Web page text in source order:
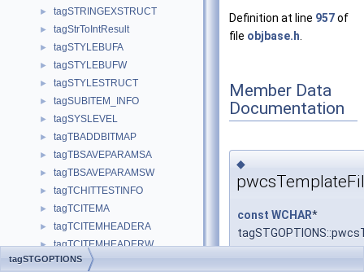
► tagSTRINGEXSTRUCT
► tagStrToIntResult
► tagSTYLEBUFA
► tagSTYLEBUFW
► tagSTYLESTRUCT
► tagSUBITEM_INFO
► tagSYSLEVEL
► tagTBADDBITMAP
► tagTBSAVEPARAMSA
► tagTBSAVEPARAMSW
► tagTCHITTESTINFO
► tagTCITEMA
► tagTCITEMHEADERA
► tagTCITEMHEADERW
► tagTCITEMW
Definition at line 957of
file objbase.h
Member Data
Documentation
◆
const WCHAR*
tagSTGOPTIONS